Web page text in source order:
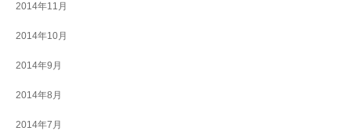
2014年11月
2014年10月
2014年9月
2014年8月
2014年7月